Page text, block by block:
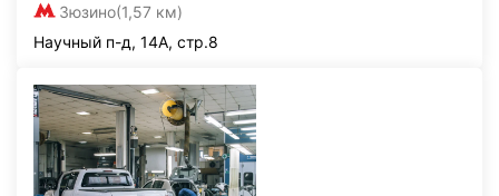
Зюзино(1,57 км)
Научный п-д, 14А, стр.8